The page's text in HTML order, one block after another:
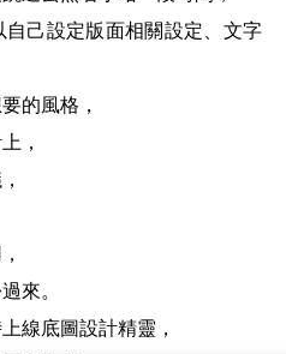
己設定版面相關設定、文字
的風格，
，
來。
線底圖設計精靈，